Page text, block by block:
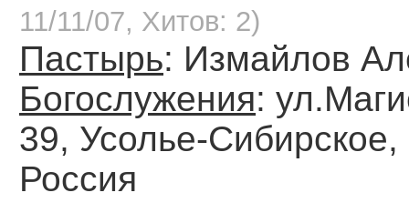
11/11/07, Хитов: 2)
Пастырь: Измайлов
Богослужения:
39, Усолье-Сибирское,
Россия